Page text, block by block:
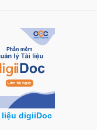
liệu digiiDoc